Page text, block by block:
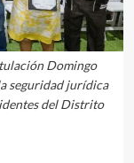
Domingo
seguridad jurídica
del Distrito